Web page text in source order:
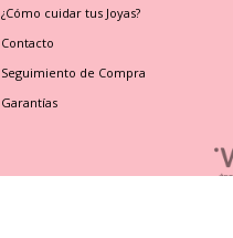
¿Cómo cuidar tus Joyas?
Contacto
Seguimiento de Compra
Garantías